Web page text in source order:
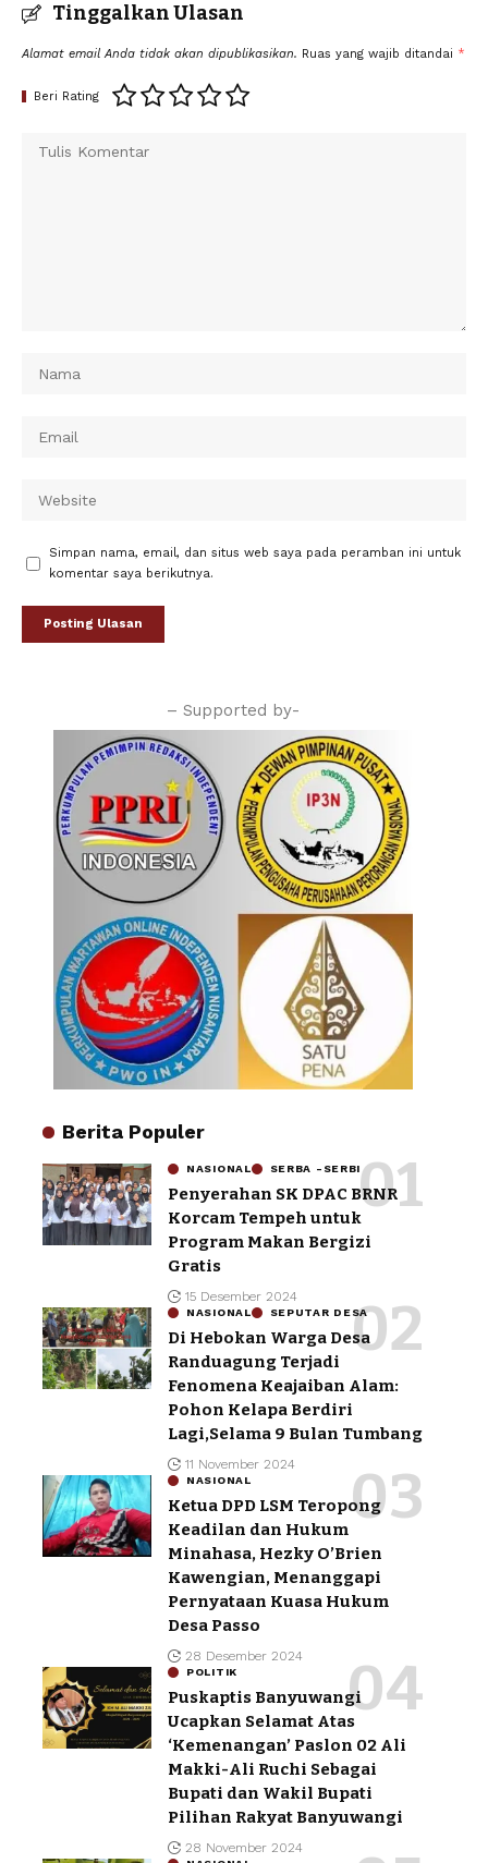
Tinggalkan Ulasan
Alamat email Anda tidak akan dipublikasikan. Ruas yang wajib ditandai *
Beri Rating
Simpan nama, email, dan situs web saya pada peramban ini untuk
komentar saya berikutnya.
– Supported by-
Berita Populer
NASIONAL SERBA -SERBI
Penyerahan SK DPAC BRNR
Korcam Tempeh untuk
Program Makan Bergizi
Gratis
15 Desember 2024
NASIONAL SEPUTAR DESA
Di Hebokan Warga Desa
Randuagung Terjadi
Fenomena Keajaiban Alam:
Pohon Kelapa Berdiri
Lagi,Selama 9 Bulan Tumbang
11 November 2024
NASIONAL
Ketua DPD LSM Teropong
Keadilan dan Hukum
Minahasa, Hezky O’Brien
Kawengian, Menanggapi
Pernyataan Kuasa Hukum
Desa Passo
28 Desember 2024
POLITIK
Puskaptis Banyuwangi
Ucapkan Selamat Atas
‘Kemenangan’ Paslon 02 Ali
Makki-Ali Ruchi Sebagai
Bupati dan Wakil Bupati
Pilihan Rakyat Banyuwangi
28 November 2024